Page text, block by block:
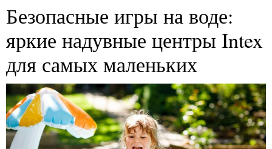
Безопасные игры на воде:
яркие надувные центры Intex
для самых маленьких